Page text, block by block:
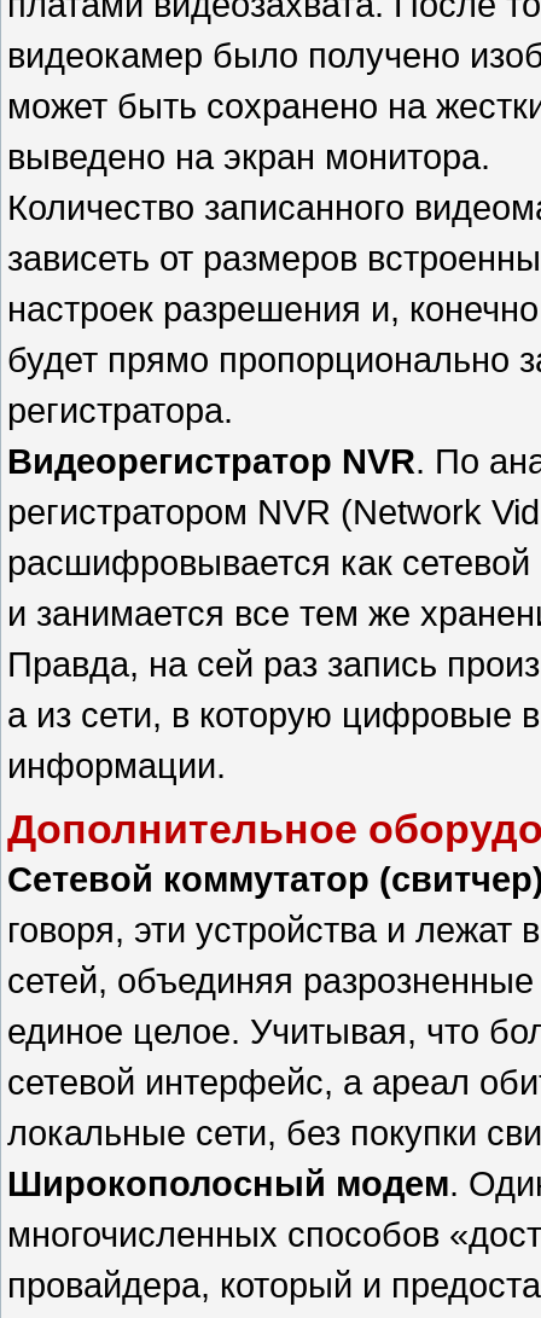
видеокамер было получено
может быть сохранено на
выведено на экран монитора.
Количество записанного
зависеть от размеров
настроек разрешения и,
будет прямо пропорционально
регистратора.
Видеорегистратор NVR. По
регистратором NVR (Network
расшифровывается как сетевой
и занимается все тем же
Правда, на сей раз запись
а из сети, в которую цифровые
информации.
Дополнительное
Сетевой коммутатор
говоря, эти устройства и лежат
сетей, объединяя
единое целое. Учитывая, что
сетевой интерфейс, а ареал
локальные сети, без покупки
Широкополосный модем.
многочисленных способов
провайдера, который и